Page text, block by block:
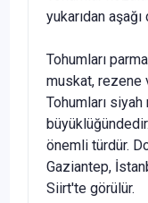
yukarıdan
Tohumları
muskat, rezene
Tohumları
önemli türdür.
Gaziantep,
Siirt'te görülür.